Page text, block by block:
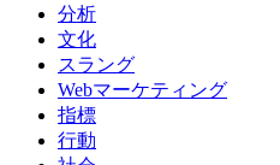
分析
文化
スラング
Webマーケティング
指標
行動